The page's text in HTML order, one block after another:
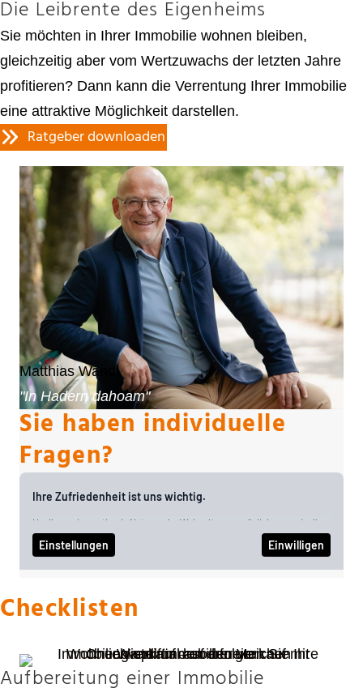
Die Leibrente des Eigenheims
Sie möchten in Ihrer Immobilie wohnen bleiben,
gleichzeitig aber vom Wertzuwachs der letzten Jahre
profitieren? Dann kann die Verrentung Ihrer Immobilie
eine attraktive Möglichkeit darstellen.
Ratgeber downloaden
Matthias Wandl
"In Hadern dahoam"
Sie haben individuelle
Fragen?
Checklisten
Aufbereitung einer Immobilie